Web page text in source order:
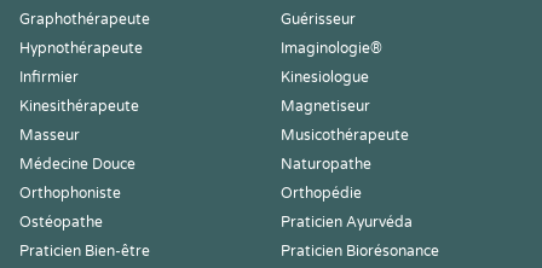
Graphothérapeute
Guérisseur
Hypnothérapeute
Imaginologie®
Infirmier
Kinesiologue
Kinesithérapeute
Magnetiseur
Masseur
Musicothérapeute
Médecine Douce
Naturopathe
Orthophoniste
Orthopédie
Ostéopathe
Praticien Ayurvéda
Praticien Bien-être
Praticien Biorésonance